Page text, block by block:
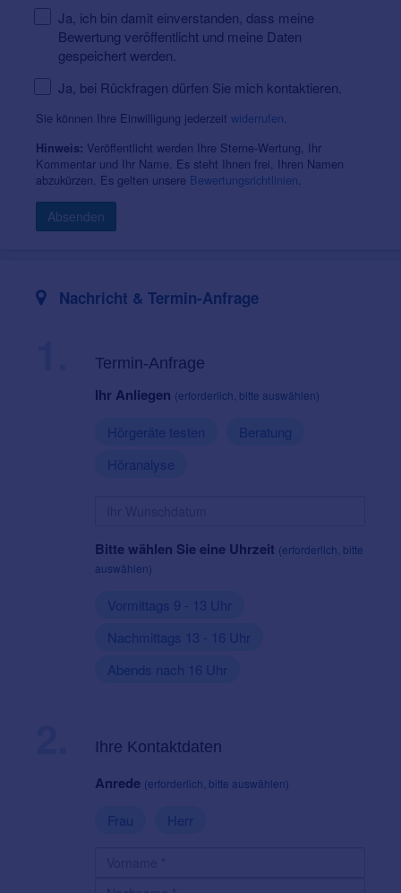
Ja, ich bin damit einverstanden, dass meine
Bewertung veröffentlicht und meine Daten
gespeichert werden.
Ja, bei Rückfragen dürfen Sie mich kontaktieren.
Sie können Ihre Einwilligung jederzeit widerrufen.
Hinweis: Veröffentlicht werden Ihre Sterne-Wertung, Ihr
Kommentar und Ihr Name. Es steht Ihnen frei, Ihren Namen
abzukürzen. Es gelten unsere Bewertungsrichtlinien.
Absenden
Nachricht & Termin-Anfrage
Termin-Anfrage
Ihr Anliegen (erforderlich, bitte auswählen)
Hörgeräte testen
Beratung
Höranalyse
Bitte wählen Sie eine Uhrzeit (erforderlich, bitte
auswählen)
Vormittags 9 - 13 Uhr
Nachmittags 13 - 16 Uhr
Abends nach 16 Uhr
Ihre Kontaktdaten
Anrede (erforderlich, bitte auswählen)
Frau Herr